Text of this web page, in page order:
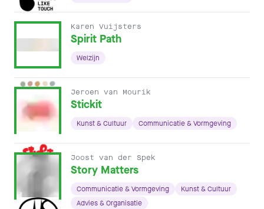
Karen Vuijsters
Spirit Path
Welzijn
Jeroen van Mourik
Stickit
Kunst & Cultuur Communicatie & Vormgeving
Joost van der Spek
Story Matters
Communicatie & Vormgeving
Kunst & Cultuur
Advies & Organisatie